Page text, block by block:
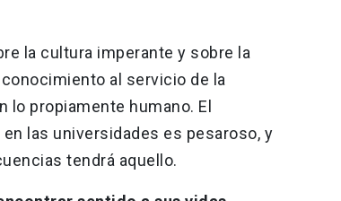
la cultura imperante y sobre la
al servicio de la
lo propiamente humano. El
las universidades es pesaroso, y
tendrá aquello.